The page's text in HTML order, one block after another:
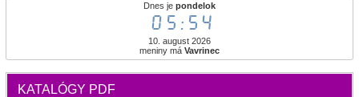
Dnes je pondelok
05:54
10. august 2026
meniny má Vavrinec
KATALÓGY PDF